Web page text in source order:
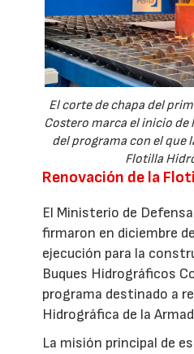
El corte de chapa del
Costero marca el inicio
del programa con el que
Flotilla
Renovación de la
El Ministerio de
firmaron en diciembre
ejecución para la
Buques Hidrográficos
programa destinado a
Hidrográfica de la
La misión principal de